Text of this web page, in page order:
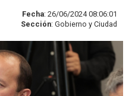
Fecha: 26/06/2024 08:06:01
Sección: Gobierno y Ciudad